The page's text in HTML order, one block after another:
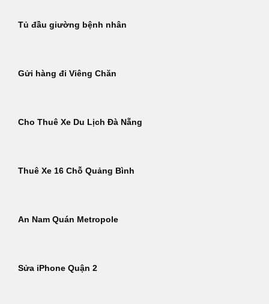
Tủ đầu giường bệnh nhân
Gửi hàng đi Viêng Chăn
Cho Thuê Xe Du Lịch Đà Nẵng
Thuê Xe 16 Chỗ Quảng Bình
An Nam Quán Metropole
Sửa iPhone Quận 2